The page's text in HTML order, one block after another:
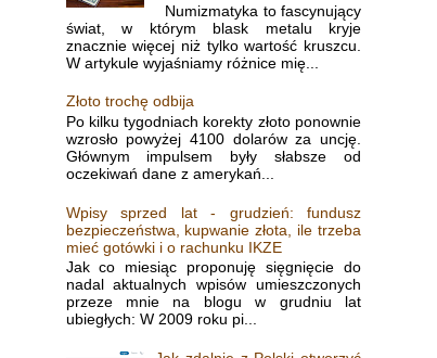
Numizmatyka to fascynujący
świat, w którym blask metalu kryje
znacznie więcej niż tylko wartość kruszcu.
W artykule wyjaśniamy różnice mię...
Złoto trochę odbija
Po kilku tygodniach korekty złoto ponownie
wzrosło powyżej 4100 dolarów za uncję.
Głównym impulsem były słabsze od
oczekiwań dane z amerykań...
Wpisy sprzed lat - grudzień: fundusz
bezpieczeństwa, kupwanie złota, ile trzeba
mieć gotówki i o rachunku IKZE
Jak co miesiąc proponuję sięgnięcie do
nadal aktualnych wpisów umieszczonych
przeze mnie na blogu w grudniu lat
ubiegłych: W 2009 roku pi...